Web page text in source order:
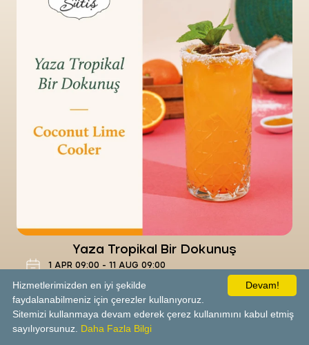
Çıtır, Akışkan ve Serin Bir Tat
Food&Drink
- Emirgan Sütiş Park Zirve
Renkli ve Dengeli Bir Uyum
- Emirgan Sütiş Park Zirve
Yaza Tropikal Bir Dokunuş
1 APR 09:00 - 11 AUG 09:00
Food&Drink
Emirgan Sütiş Park Zirve
Devam!
Hizmetlerimizden en iyi şekilde
faydalanabilmeniz için çerezler kullanıyoruz.
Sitemizi kullanmaya devam ederek çerez kullanımını kabul etmiş
sayılıyorsunuz. Daha Fazla Bilgi